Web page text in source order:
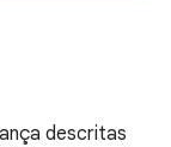
descritas